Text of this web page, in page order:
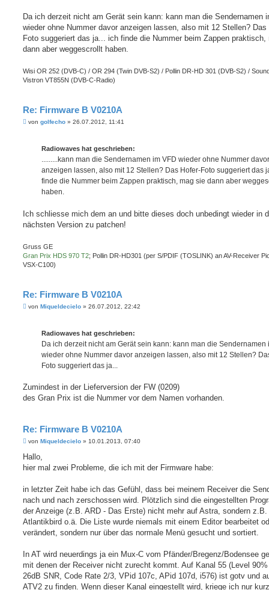
Da ich derzeit nicht am Gerät sein kann: kann man die Sendernamen
wieder ohne Nummer davor anzeigen lassen, also mit 12 Stellen? Das
Foto suggeriert das ja... ich finde die Nummer beim Zappen praktisch,
dann aber weggescrollt haben.
Wisi OR 252 (DVB-C) / OR 294 (Twin DVB-S2) / Pollin DR-HD 301 (DVB-S2) /
Vistron VT855N (DVB-C-Radio)
Re: Firmware B V0210A
Bvon golfecho » 26.07.2012, 11:41
Radiowaves hat geschrieben:
.........kann man die Sendernamen im VFD wieder ohne Nummer davor
anzeigen lassen, also mit 12 Stellen? Das Hofer-Foto suggeriert das
finde die Nummer beim Zappen praktisch, mag sie dann aber
haben.
Ich schliesse mich dem an und bitte dieses doch unbedingt wieder in
nächsten Version zu patchen!
Gruss GE
Gran Prix HDS 970 T2; Pollin DR-HD301 (per S/PDIF (TOSLINK) an AV-Receiver
VSX-C100)
Re: Firmware B V0210A
Bvon Miqueldecielo » 26.07.2012, 22:42
Radiowaves hat geschrieben:
Da ich derzeit nicht am Gerät sein kann: kann man die Sendernamen
wieder ohne Nummer davor anzeigen lassen, also mit 12 Stellen?
Foto suggeriert das ja...
Zumindest in der Lieferversion der FW (0209)
des Gran Prix ist die Nummer vor dem Namen vorhanden.
Re: Firmware B V0210A
B
i
r
von Miqueldecielo » 10.01.2013, 07:40
Hallo,
hier mal zwei Probleme, die ich mit der Firmware habe:
in letzter Zeit habe ich das Gefühl, dass bei meinem Receiver die
nach und nach zerschossen wird. Plötzlich sind die eingestellten
der Anzeige (z.B. ARD - Das Erste) nicht mehr auf Astra, sondern z.B.
Atlantikbird o.ä. Die Liste wurde niemals mit einem Editor bearbeitet
verändert, sondern nur über das normale Menü gesucht und sortiert.
In AT wird neuerdings ja ein Mux-C vom Pfänder/Bregenz/Bodensee
mit denen der Receiver nicht zurecht kommt. Auf Kanal 55 (Level
26dB SNR, Code Rate 2/3, VPid 107c, APid 107d, i576) ist gotv und
ATV2 zu finden. Wenn dieser Kanal eingestellt wird, kriege ich nur